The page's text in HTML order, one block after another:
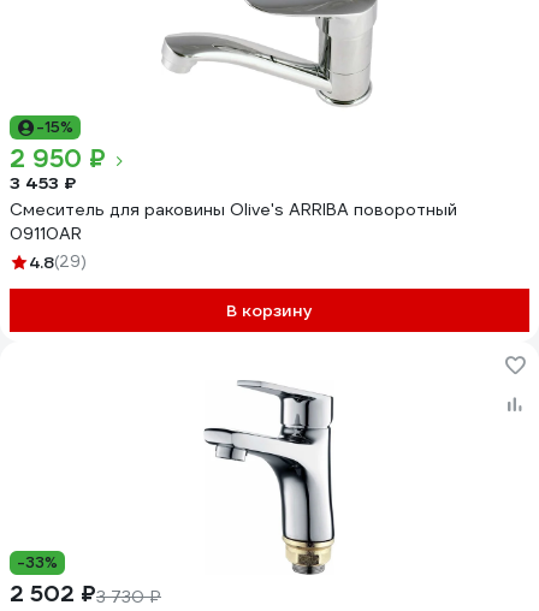
-15%
2 950 ₽
3 453 ₽
Смеситель для раковины Olive's ARRIBA поворотный
09110AR
4.8(29)
В корзину
-33%
2 502 ₽3 730 ₽